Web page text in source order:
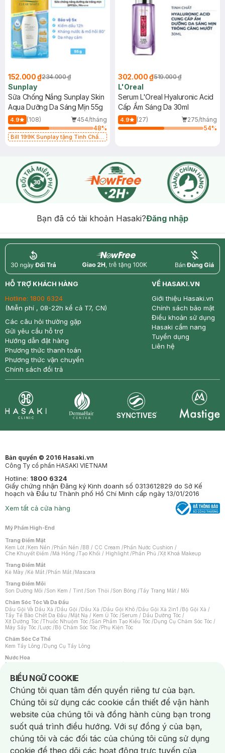
152.000 ₫234.000 ₫
Sunplay
Sữa Chống Nắng Sunplay Skin
Aqua Dưỡng Da Sáng Mịn 55g
4.9 (108)
454/tháng
48%
Bill 199K Sunplay tặng Tinh Chất
302.000 ₫519.000 ₫
L'Oreal
Serum L'Oreal Hyaluronic Acid
Cấp Ẩm Sáng Da 30ml
4.9 (27)
275/tháng
54%
Bạn đã có tài khoản Hasaki?Đăng nhập
return nowfree price
HỖ TRỢ KHÁCH HÀNG
Hotline: 1800 6324
(Miễn phí , 08-22h kể cả T7, CN)
Các câu hỏi thường gặp
Gửi yêu cầu hỗ trợ
Hướng dẫn đặt hàng
Phương thức thanh toán
Phương thức vận chuyển
Chính sách đổi trả
VỀ HASAKI.VN
Giới thiệu Hasaki.vn
Chính sách bảo mật
Điều khoản sử dụng
Hasaki cẩm nang
Tuyển dụng
Liên hệ
Bản quyền © 2016 Hasaki.vn
Công Ty cổ phần HASAKI VIETNAM
Hotline: 1800 6324
Giấy chứng nhận Đăng ký Kinh doanh số 0313612829 do Sở Kế
hoạch và Đầu tư Thành phố Hồ Chí Minh cấp ngày 13/01/2016
Xem tất cả cửa hàng
Mỹ Phẩm High-End
Trang Điểm Mặt
Kem Lót /Kem Nền /Phấn Nền /BB / CC Cream /Phấn Nước Cushion /
Che Khuyết Điểm /Má Hồng /Tạo Khối / Highlight /Phấn Phủ /Xịt Khoá Makeup
Trang Điểm Mắt
Kẻ Mày /Kẻ Mắt /Phấn Mắt /Mascara
Trang Điểm Môi
Son Dưỡng Môi /Son Kem / Tint /Son Thỏi /Son Bóng /Tẩy Trang Mắt / Môi
Chăm Sóc Tóc Và Da Đầu
Dầu Gội Và Dầu Xả /Dầu Gội /Dầu Xả /Dầu Gội Khô /Dầu Gội Xả 2in1 /Bộ Gội Xả /
Tẩy Tế Bào Chết Da Đầu /Mặt Nạ / Kem Ủ Tóc /Serum / Dầu Dưỡng Tóc /
Xịt Dưỡng Tóc /Thuốc Nhuộm Tóc /Sản Phẩm Tạo Kiểu Tóc /Dụng Cụ Chăm Sóc Tóc /
Máy Sấy Tóc /Lược /Bộ Chăm Sóc Tóc /Phụ Kiện Tóc
Chăm Sóc Cơ Thể
Kem Tẩy Lông /Dụng Cụ Tẩy Lông
Nước Hoa
Nước Hoa Nữ
Chăm Sóc Cá Nhân
Chống Muỗi /Khẩu Trang /Máy Massage/Mặt Nạ Xông Hơi /Nước Rửa Tay/
Sản Phẩm Chăm Sóc Khác /Bàn Chải Đánh Răng /Bàn Chải Điện/
Hỗ Trợ Trắng Răng/Kem Đánh Răng /Máy Tăm Nước/ Nước Súc Miệng/
Tăm / Chỉ Nha Khoa/ Xịt Thơm Miệng / Dung Dịch Vệ Sinh/Dưỡng Vùng Kín/
Khăn Ướt Vệ Sinh Vùng Kín/Băng Vệ Sinh/Tampon/Bọt Cạo Râu /Dao Cạo Râu/
Máy Cạo Râu
Vấn Đề Về Da
Da Dầu / Lỗ Chân Lông To/ Da Khô / Mất Nước/ Da Lão Hóa/ Da Mụn/
Da Nhạy Cảm / Kích Ứng
Da Xỉn Màu Thâm / Nám / Tàn Nhang
Quầng Thâm & Bọng Mắt /Sẹo /Viêm Da Cơ Địa
BIỂU NGỮ COOKIE
Notice about cookies usage
Chúng tôi quan tâm đến quyền riêng tư của bạn.
Chúng tôi sử dụng các cookie cần thiết để vận hành
website của chúng tôi và đồng hành cùng bạn trong
suốt quá trình điều hướng. Với sự đồng ý của bạn,
chúng tôi và các đối tác của chúng tôi cũng sử dụng
cookie để theo dõi các hoạt động trực tuyến của